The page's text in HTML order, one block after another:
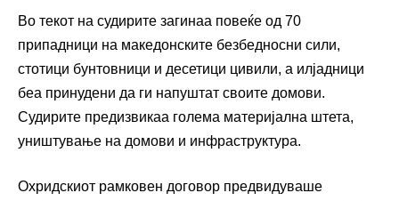
Во текот на судирите загинаа повеќе од 70
припадници на македонските безбедносни сили,
стотици бунтовници и десетици цивили, а илјадници
беа принудени да ги напуштат своите домови.
Судирите предизвикаа голема материјална штета,
уништување на домови и инфраструктура.
Охридскиот рамковен договор предвидуваше